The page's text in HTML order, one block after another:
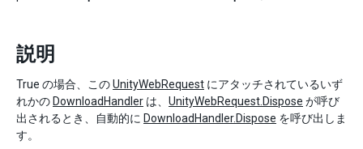
説明
True の場合、このUnityWebRequest にアタッチされているいず
れかの DownloadHandler は、 UnityWebRequest.Dispose が呼び
出されるとき、自動的に DownloadHandler.Dispose を呼び出しま
す。